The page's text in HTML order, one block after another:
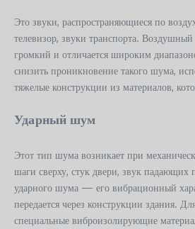
Это звуки, распространяющиеся по
телевизор, звуки транспорта.
громкий и отличается широким
снизить проникновение такого шума,
тяжелые конструкции из материалов,
Ударный шум
Этот тип шума возникает при
шаги сверху, стук двери, звук падающих
ударного шума — его вибрационный
передается через конструкции здания.
специальные виброизолирующие